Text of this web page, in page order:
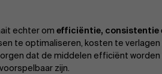
echter omefficiëntie, consistentie
te optimaliseren, kosten te
dat de middelen efficiënt
zijn.